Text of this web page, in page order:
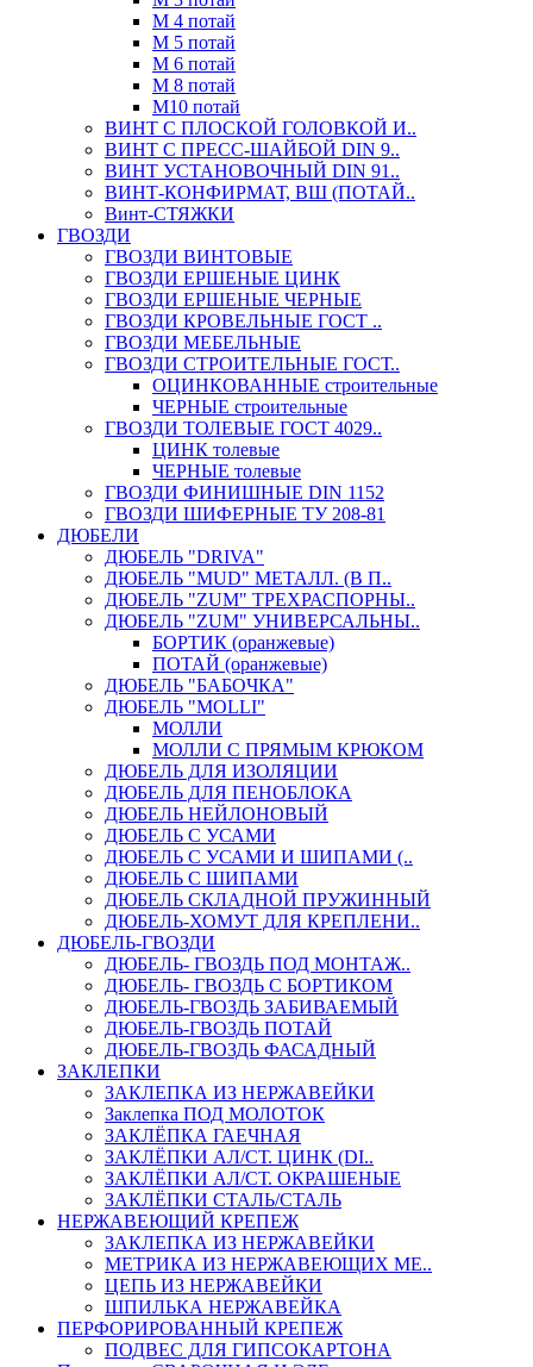
М 4 потай
М 5 потай
М 6 потай
М 8 потай
М10 потай
ВИНТ С ПЛОСКОЙ ГОЛОВКОЙ И..
ВИНТ С ПРЕСС-ШАЙБОЙ DIN 9..
ВИНТ УСТАНОВОЧНЫЙ DIN 91..
ВИНТ-КОНФИРМАТ, ВШ (ПОТАЙ..
Винт-СТЯЖКИ
ГВОЗДИ
ГВОЗДИ ВИНТОВЫЕ
ГВОЗДИ ЕРШЕНЫЕ ЦИНК
ГВОЗДИ ЕРШЕНЫЕ ЧЕРНЫЕ
ГВОЗДИ КРОВЕЛЬНЫЕ ГОСТ ..
ГВОЗДИ МЕБЕЛЬНЫЕ
ГВОЗДИ СТРОИТЕЛЬНЫЕ ГОСТ..
ОЦИНКОВАННЫЕ строительные
ЧЕРНЫЕ строительные
ГВОЗДИ ТОЛЕВЫЕ ГОСТ 4029..
ЦИНК толевые
ЧЕРНЫЕ толевые
ГВОЗДИ ФИНИШНЫЕ DIN 1152
ГВОЗДИ ШИФЕРНЫЕ ТУ 208-81
ДЮБЕЛИ
ДЮБЕЛЬ "DRIVA"
ДЮБЕЛЬ "MUD" МЕТАЛЛ. (В П..
ДЮБЕЛЬ "ZUM" ТРЕХРАСПОРНЫ..
ДЮБЕЛЬ "ZUM" УНИВЕРСАЛЬНЫ..
БОРТИК (оранжевые)
ПОТАЙ (оранжевые)
ДЮБЕЛЬ "БАБОЧКА"
ДЮБЕЛЬ "МOLLI"
МОЛЛИ
МОЛЛИ С ПРЯМЫМ КРЮКОМ
ДЮБЕЛЬ ДЛЯ ИЗОЛЯЦИИ
ДЮБЕЛЬ ДЛЯ ПЕНОБЛОКА
ДЮБЕЛЬ НЕЙЛОНОВЫЙ
ДЮБЕЛЬ С УСАМИ
ДЮБЕЛЬ С УСАМИ И ШИПАМИ (..
ДЮБЕЛЬ С ШИПАМИ
ДЮБЕЛЬ СКЛАДНОЙ ПРУЖИННЫЙ
ДЮБЕЛЬ-ХОМУТ ДЛЯ КРЕПЛЕНИ..
ДЮБЕЛЬ-ГВОЗДИ
ДЮБЕЛЬ- ГВОЗДЬ ПОД МОНТАЖ..
ДЮБЕЛЬ- ГВОЗДЬ С БОРТИКОМ
ДЮБЕЛЬ-ГВОЗДЬ ЗАБИВАЕМЫЙ
ДЮБЕЛЬ-ГВОЗДЬ ПОТАЙ
ДЮБЕЛЬ-ГВОЗДЬ ФАСАДНЫЙ
ЗАКЛЕПКИ
ЗАКЛЕПКА ИЗ НЕРЖАВЕЙКИ
Заклепка ПОД МОЛОТОК
ЗАКЛЁПКА ГАЕЧНАЯ
ЗАКЛЁПКИ АЛ/СТ. ЦИНК (DI..
ЗАКЛЁПКИ АЛ/СТ. ОКРАШЕНЫЕ
ЗАКЛЁПКИ СТАЛЬ/СТАЛЬ
НЕРЖАВЕЮЩИЙ КРЕПЕЖ
ЗАКЛЕПКА ИЗ НЕРЖАВЕЙКИ
МЕТРИКА ИЗ НЕРЖАВЕЮЩИХ МЕ..
ЦЕПЬ ИЗ НЕРЖАВЕЙКИ
ШПИЛЬКА НЕРЖАВЕЙКА
ПЕРФОРИРОВАННЫЙ КРЕПЕЖ
ПОДВЕС ДЛЯ ГИПСОКАРТОНА